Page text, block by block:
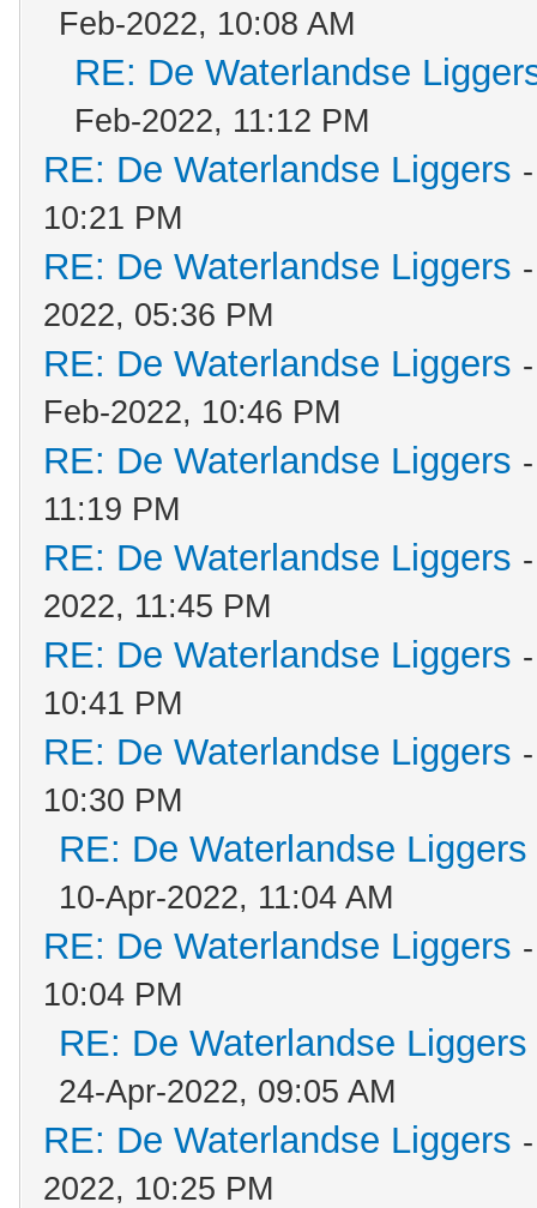
Feb-2022, 10:08 AM
RE: De Waterlandse
Feb-2022, 11:12 PM
RE: De Waterlandse Liggers
10:21 PM
RE: De Waterlandse Liggers
2022, 05:36 PM
RE: De Waterlandse Liggers
Feb-2022, 10:46 PM
RE: De Waterlandse Liggers
11:19 PM
RE: De Waterlandse Liggers
2022, 11:45 PM
RE: De Waterlandse Liggers
10:41 PM
RE: De Waterlandse Liggers
10:30 PM
RE: De Waterlandse Liggers
10-Apr-2022, 11:04 AM
RE: De Waterlandse Liggers
10:04 PM
RE: De Waterlandse Liggers
24-Apr-2022, 09:05 AM
RE: De Waterlandse Liggers
2022, 10:25 PM